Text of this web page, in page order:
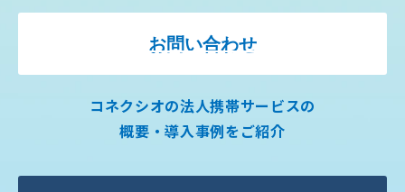
お問い合わせ
コネクシオの法人携帯サービスの
概要・導入事例をご紹介